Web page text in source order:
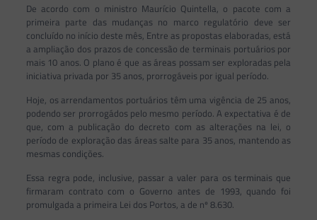
De acordo com o ministro Maurício Quintella, o pacote com a
primeira parte das mudanças no marco regulatório deve ser
concluído no início deste mês, Entre as propostas elaboradas, está
a ampliação dos prazos de concessão de terminais portuários por
mais 10 anos. O plano é que as áreas possam ser exploradas pela
iniciativa privada por 35 anos, prorrogáveis por igual período.
Hoje, os arrendamentos portuários têm uma vigência de 25 anos,
podendo ser prorrogádos pelo mesmo período. A expectativa é de
que, com a publicação do decreto com as alterações na lei, o
período de exploração das áreas salte para 35 anos, mantendo as
mesmas condições.
Essa regra pode, inclusive, passar a valer para os terminais que
firmaram contrato com o Governo antes de 1993, quando foi
promulgada a primeira Lei dos Portos, a de nº 8.630.